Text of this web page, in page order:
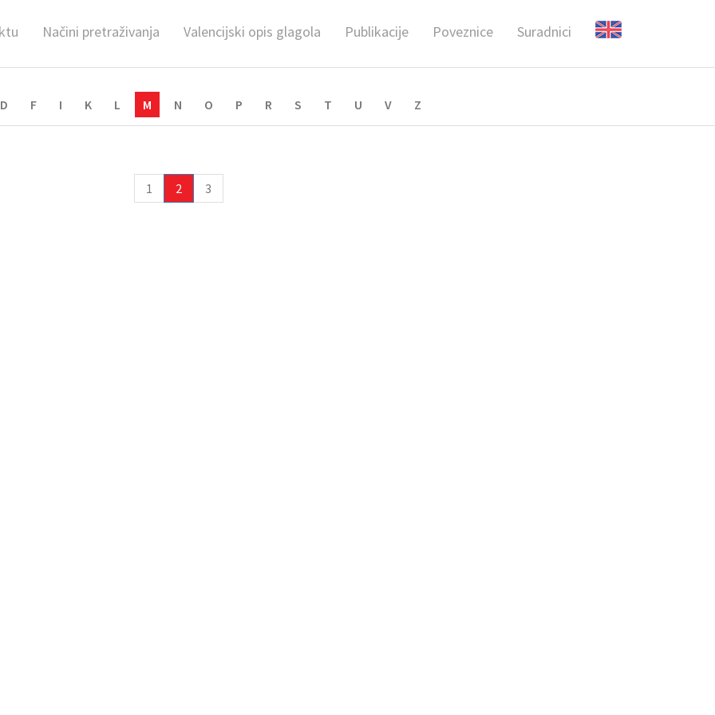
Načini pretraživanja Valencijski opis glagola Publikacije Poveznice Suradnici
D F I K L M N O P R S T U V Z
1 2 3